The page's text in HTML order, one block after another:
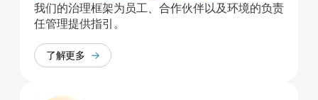
我们的治理框架为员工、合作伙伴以及环境的负责
任管理提供指引。
了解更多